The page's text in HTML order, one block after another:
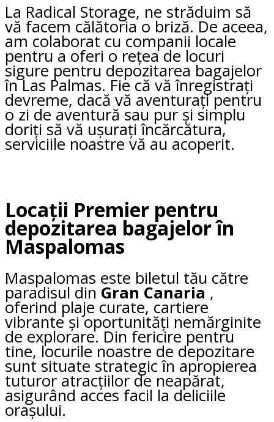
La Radical Storage, ne străduim să
vă facem călătoria o briză. De aceea,
am colaborat cu companii locale
pentru a oferi o rețea de locuri
sigure pentru depozitarea bagajelor
în Las Palmas. Fie că vă înregistrați
devreme, dacă vă aventurați pentru
o zi de aventură sau pur și simplu
doriți să vă ușurați încărcătura,
serviciile noastre vă au acoperit.
Locații Premier pentru
depozitarea bagajelor în
Maspalomas
Maspalomas este biletul tău către
paradisul din Gran Canaria ,
oferind plaje curate, cartiere
vibrante și oportunități nemărginite
de explorare. Din fericire pentru
tine, locurile noastre de depozitare
sunt situate strategic în apropierea
tuturor atracțiilor de neapărat,
asigurând acces facil la deliciile
orașului.